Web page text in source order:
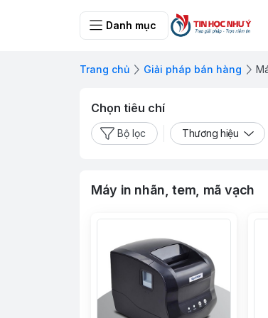
Danh mục
Trang chủ Giải pháp bán hàng
Chọn tiêu chí
Bộ lọc Thương hiệu
Máy in nhãn, tem, mã vạch